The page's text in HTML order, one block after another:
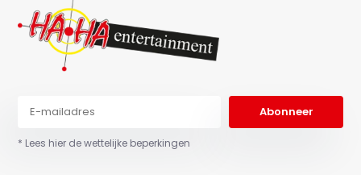
Abonneer
* Lees hier de wettelijke beperkingen